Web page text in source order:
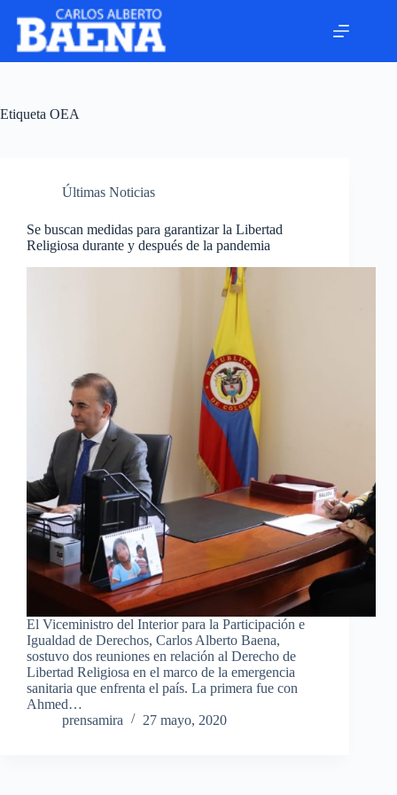
Etiqueta OEA
Últimas Noticias
Se buscan medidas para garantizar la Libertad
Religiosa durante y después de la pandemia
El Viceministro del Interior para la Participación e
Igualdad de Derechos, Carlos Alberto Baena,
sostuvo dos reuniones en relación al Derecho de
Libertad Religiosa en el marco de la emergencia
sanitaria que enfrenta el país. La primera fue con
Ahmed…
prensamira
27 mayo, 2020